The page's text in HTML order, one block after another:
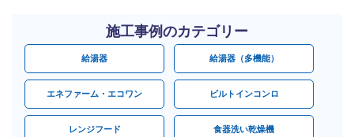
施工事例のカテゴリー
給湯器 給湯器（多機能）
エネファーム・エコワン ビルトインコンロ
レンジフード 食器洗い乾燥機